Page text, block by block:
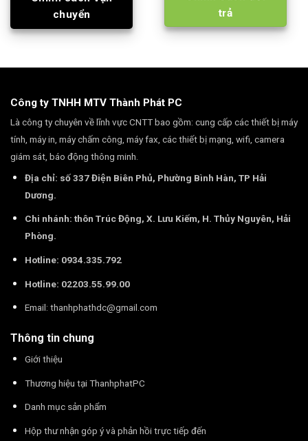
chuyển
trả
Công ty TNHH MTV Thành Phát PC
Là công ty chuyên về lĩnh vực CNTT bao gồm: cung cấp các thiết bị máy
tính, máy in, máy chấm công, máy fax, các thiết bị mạng, wifi, camera
giám sát, báo động thông minh.
Địa chỉ: số 337 Điện Biên Phủ, Phường Bình Hàn, TP Hải
Dương.
Chi nhánh: thôn Trúc Động, X. Lưu Kiếm, H. Thủy Nguyên, Hải
Phòng.
Hotline: 0934.335.792
Hotline: 02203.55.99.00
Email: thanhphathdc@gmail.com
Thông tin chung
Giới thiệu
Thương hiệu tại ThanhphatPC
Danh mục sản phẩm
Hộp thư nhận góp ý và phản hồi trực tiếp đến